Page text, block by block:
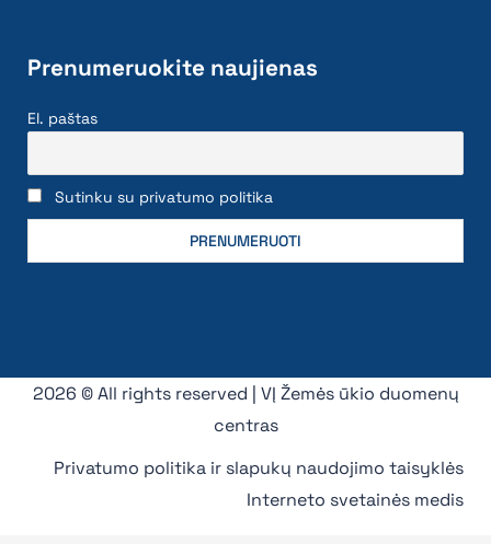
Prenumeruokite naujienas
El. paštas
Sutinku su privatumo politika
2026 © All rights reserved | VĮ Žemės ūkio duomenų
centras
Privatumo politika ir slapukų naudojimo taisyklės
Interneto svetainės medis